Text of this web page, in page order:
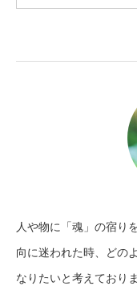
人や物に「魂」の宿り
向に迷われた時、どの
なりたいと考えておりま